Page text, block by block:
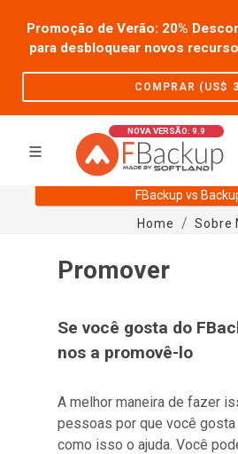
Promoção de Verão: 20%
para desbloquear novos
COMPRAR (US$
NOVA VERSÃO: 9.9
FBackup vs
Home
Sobre
Promover
Se você gosta do
nos a promovê-lo
A melhor maneira de fazer
pessoas por que você gosta
como isso o ajuda. Você